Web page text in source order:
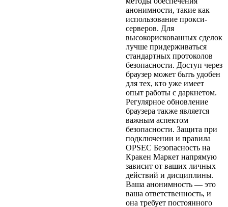
анонимности, такие как
использование прокси-
серверов. Для
высокорискованных сделок
лучше придерживаться
стандартных протоколов
безопасности. Доступ через
браузер может быть удобен
для тех, кто уже имеет
опыт работы с даркнетом.
Регулярное обновление
браузера также является
важным аспектом
безопасности. Защита при
подключении и правила
OPSEC Безопасность на
Кракен Маркет напрямую
зависит от ваших личных
действий и дисциплины.
Ваша анонимность — это
ваша ответственность, и
она требует постоянного